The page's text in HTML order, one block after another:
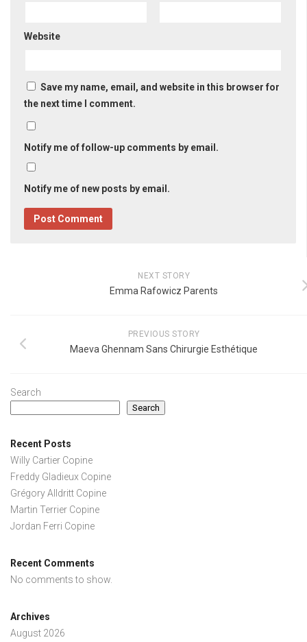
Website
Save my name, email, and website in this browser for
the next time I comment.
Notify me of follow-up comments by email.
Notify me of new posts by email.
NEXT STORY
Emma Rafowicz Parents
PREVIOUS STORY
Maeva Ghennam Sans Chirurgie Esthétique
Search
Search
Recent Posts
Willy Cartier Copine
Freddy Gladieux Copine
Grégory Alldritt Copine
Martin Terrier Copine
Jordan Ferri Copine
Recent Comments
No comments to show.
Archives
August 2026